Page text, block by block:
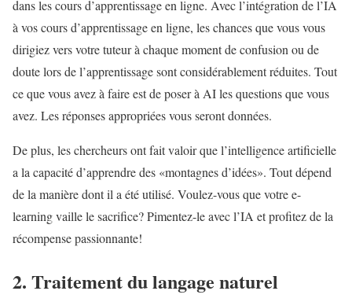
dans les cours d’apprentissage en ligne. Avec l’intégration de l’IA
à vos cours d’apprentissage en ligne, les chances que vous vous
dirigiez vers votre tuteur à chaque moment de confusion ou de
doute lors de l’apprentissage sont considérablement réduites. Tout
ce que vous avez à faire est de poser à AI les questions que vous
avez. Les réponses appropriées vous seront données.
De plus, les chercheurs ont fait valoir que l’intelligence artificielle
a la capacité d’apprendre des «montagnes d’idées». Tout dépend
de la manière dont il a été utilisé. Voulez-vous que votre e-
learning vaille le sacrifice? Pimentez-le avec l’IA et profitez de la
récompense passionnante!
2. Traitement du langage naturel